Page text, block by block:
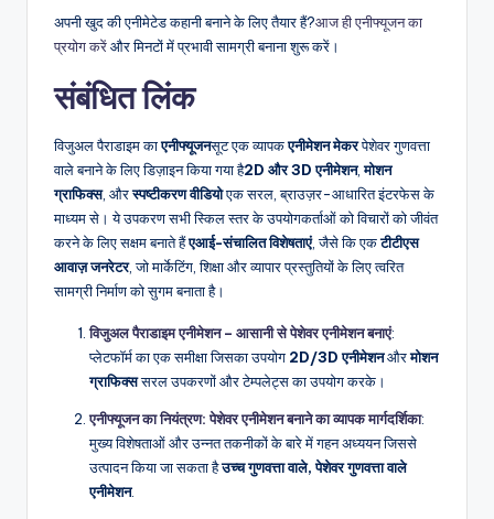
अपनी खुद की एनीमेटेड कहानी बनाने के लिए तैयार हैं?आज ही एनीफ्यूजन का
प्रयोग करेंऔर मिनटों में प्रभावी सामग्री बनाना शुरू करें।
संबंधित लिंक
विजुअल पैराडाइम काएनीफ्यूजनसूट एक व्यापकएनीमेशन मेकरपेशेवर गुणवत्ता
वाले बनाने के लिए डिज़ाइन किया गया है2D और 3D एनीमेशन,मोशन
ग्राफिक्स, औरस्पष्टीकरण वीडियोएक सरल, ब्राउज़र-आधारित इंटरफेस के
माध्यम से। ये उपकरण सभी स्किल स्तर के उपयोगकर्ताओं को विचारों को जीवंत
करने के लिए सक्षम बनाते हैंएआई-संचालित विशेषताएं, जैसे कि एकटीटीएस
आवाज़ जनरेटर, जो मार्केटिंग, शिक्षा और व्यापार प्रस्तुतियों के लिए त्वरित
सामग्री निर्माण को सुगम बनाता है।
विजुअल पैराडाइम एनीमेशन – आसानी से पेशेवर एनीमेशन बनाएं:
प्लेटफॉर्म का एक समीक्षा जिसका उपयोग 2D/3D एनीमेशनऔरमोशन
ग्राफिक्ससरल उपकरणों और टेम्पलेट्स का उपयोग करके।
एनीफ्यूजन का नियंत्रण: पेशेवर एनीमेशन बनाने का व्यापक मार्गदर्शिका:
मुख्य विशेषताओं और उन्नत तकनीकों के बारे में गहन अध्ययन जिससे
उत्पादन किया जा सकता हैउच्च गुणवत्ता वाले, पेशेवर गुणवत्ता वाले
एनीमेशन.